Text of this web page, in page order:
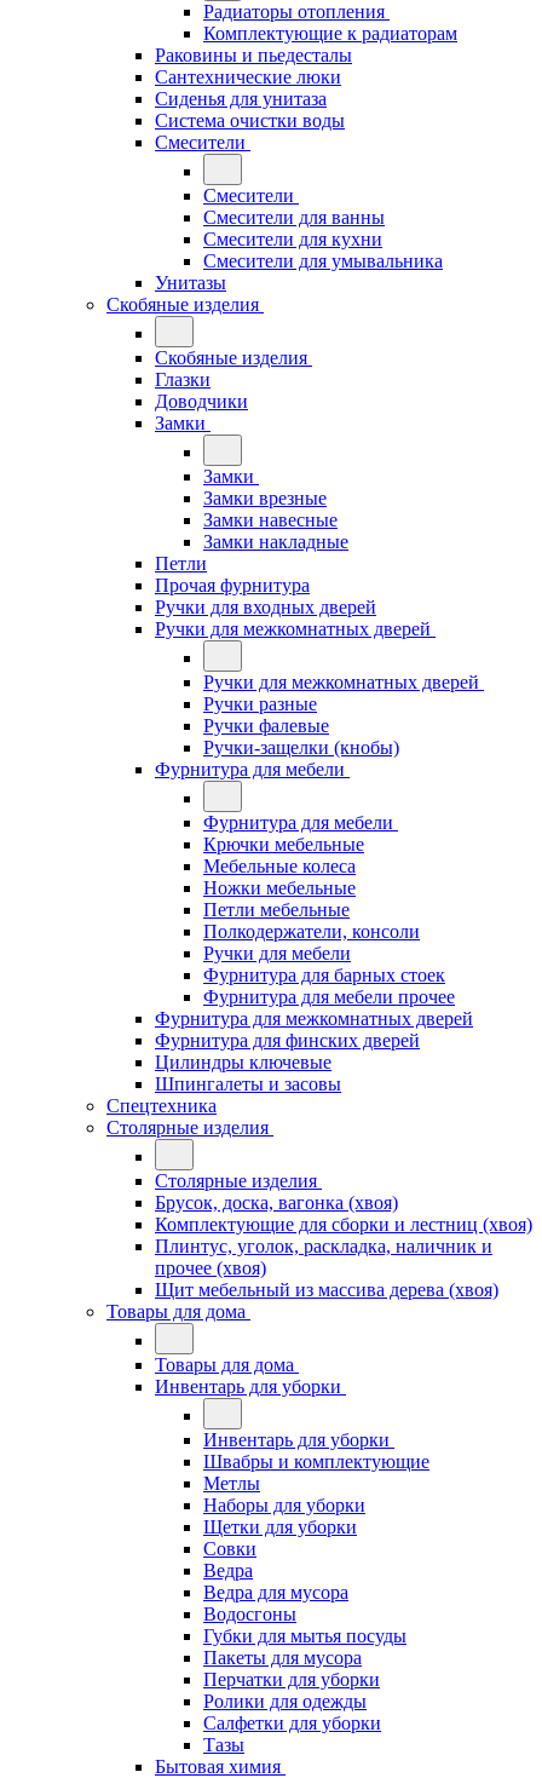
Радиаторы отопления
Комплектующие к радиаторам
Раковины и пьедесталы
Сантехнические люки
Сиденья для унитаза
Система очистки воды
Смесители
Смесители
Смесители для ванны
Смесители для кухни
Смесители для умывальника
Унитазы
Скобяные изделия
Скобяные изделия
Глазки
Доводчики
Замки
Замки
Замки врезные
Замки навесные
Замки накладные
Петли
Прочая фурнитура
Ручки для входных дверей
Ручки для межкомнатных дверей
Ручки для межкомнатных дверей
Ручки разные
Ручки фалевые
Ручки-защелки (кнобы)
Фурнитура для мебели
Фурнитура для мебели
Крючки мебельные
Мебельные колеса
Ножки мебельные
Петли мебельные
Полкодержатели, консоли
Ручки для мебели
Фурнитура для барных стоек
Фурнитура для мебели прочее
Фурнитура для межкомнатных дверей
Фурнитура для финских дверей
Цилиндры ключевые
Шпингалеты и засовы
Спецтехника
Столярные изделия
Столярные изделия
Брусок, доска, вагонка (хвоя)
Комплектующие для сборки и лестниц (хвоя)
Плинтус, уголок, раскладка, наличник и
прочее (хвоя)
Щит мебельный из массива дерева (хвоя)
Товары для дома
Товары для дома
Инвентарь для уборки
Инвентарь для уборки
Швабры и комплектующие
Метлы
Наборы для уборки
Щетки для уборки
Совки
Ведра
Ведра для мусора
Водосгоны
Губки для мытья посуды
Пакеты для мусора
Перчатки для уборки
Ролики для одежды
Салфетки для уборки
Тазы
Бытовая химия